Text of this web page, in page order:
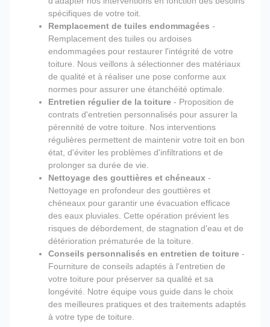
spécifiques de votre toit.
Remplacement de tuiles endommagées -
Remplacement des tuiles ou ardoises
endommagées pour restaurer l'intégrité de votre
toiture. Nous veillons à sélectionner des matériaux
de qualité et à réaliser une pose conforme aux
normes pour assurer une étanchéité optimale.
Entretien régulier de la toiture - Proposition de
contrats d'entretien personnalisés pour assurer la
pérennité de votre toiture. Nos interventions
régulières permettent de maintenir votre toit en bon
état, d'éviter les problèmes d'infiltrations et de
prolonger sa durée de vie.
Nettoyage des gouttières et chéneaux -
Nettoyage en profondeur des gouttières et
chéneaux pour garantir une évacuation efficace
des eaux pluviales. Cette opération prévient les
risques de débordement, de stagnation d'eau et de
détérioration prématurée de la toiture.
Conseils personnalisés en entretien de toiture -
Fourniture de conseils adaptés à l'entretien de
votre toiture pour préserver sa qualité et sa
longévité. Notre équipe vous guide dans le choix
des meilleures pratiques et des traitements adaptés
à votre type de toiture.